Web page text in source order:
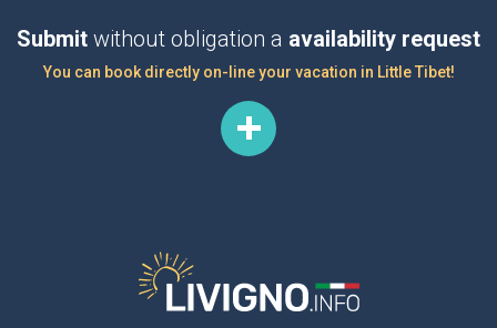
Submit without obligation a availability request
You can book directly on-line your vacation in Little Tibet!